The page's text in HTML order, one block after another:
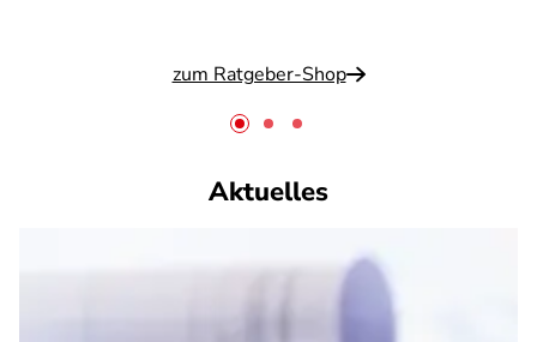
zum Ratgeber-Shop
Aktuelles